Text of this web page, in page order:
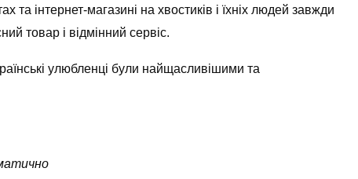
та інтернет-магазині на хвостиків і їхніх людей завжди
товар і відмінний сервіс.
улюбленці були найщасливішими та